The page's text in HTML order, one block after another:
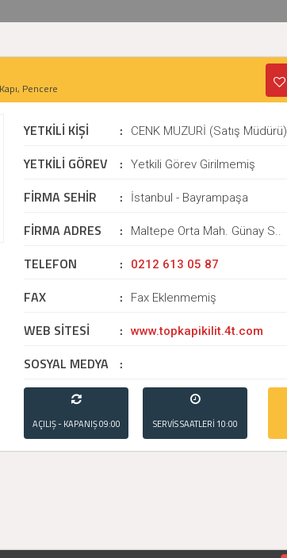
Pencere
YETKİLİ KİŞİ : CENK MUZURİ (Satış Müdürü)
YETKİLİ GÖREV : Yetkili Görev Girilmemiş
FİRMA SEHİR : İstanbul - Bayrampaşa
FİRMA ADRES : Maltepe Orta Mah. Günay S..
TELEFON : 0212 613 05 87
FAX : Fax Eklenmemiş
WEB SİTESİ : www.topkapikilit.4t.com
SOSYAL MEDYA :
AÇILIŞ - KAPANIŞ09:00
- 21:00
SERVİS SAATLERİ 10:00
- 20:00